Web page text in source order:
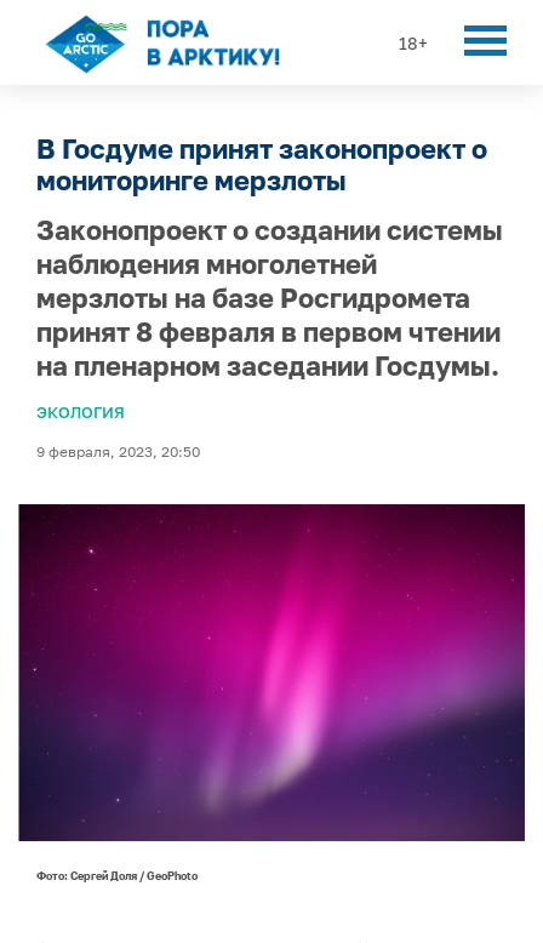
18+
В Госдуме принят законопроект о
мониторинге мерзлоты
Законопроект о создании системы
наблюдения многолетней
мерзлоты на базе Росгидромета
принят 8 февраля в первом чтении
на пленарном заседании Госдумы.
ЭКОЛОГИЯ
9 февраля, 2023, 20:50
Фото: Сергей Доля / GeoPhoto